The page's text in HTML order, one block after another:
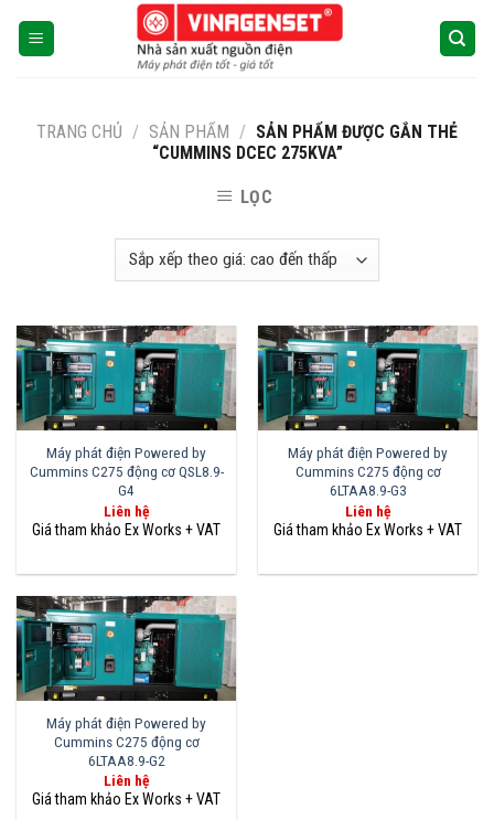
TRANG CHỦ / SẢN PHẨM / SẢN PHẨM ĐƯỢC GẮN THẺ
“CUMMINS DCEC 275KVA”
LỌC
Máy phát điện Powered by
Cummins C275 động cơ QSL8.9-
G4
Liên hệ
Máy phát điện Powered by
Cummins C275 động cơ
6LTAA8.9-G3
Liên hệ
Máy phát điện Powered by
Cummins C275 động cơ
6LTAA8.9-G2
Liên hệ